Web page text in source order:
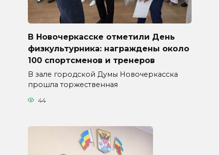
В Новочеркасске отметили День
физкультурника: награждены около
100 спортсменов и тренеров
В зале городской Думы Новочеркасска
прошла торжественная
44